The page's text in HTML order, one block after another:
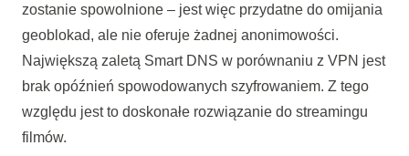
zostanie spowolnione – jest więc przydatne do omijania
geoblokad, ale nie oferuje żadnej anonimowości.
Największą zaletą Smart DNS w porównaniu z VPN jest
brak opóźnień spowodowanych szyfrowaniem. Z tego
względu jest to doskonałe rozwiązanie do streamingu
filmów.